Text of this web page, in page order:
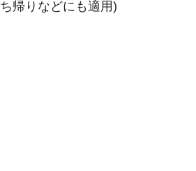
帰りなどにも適用)